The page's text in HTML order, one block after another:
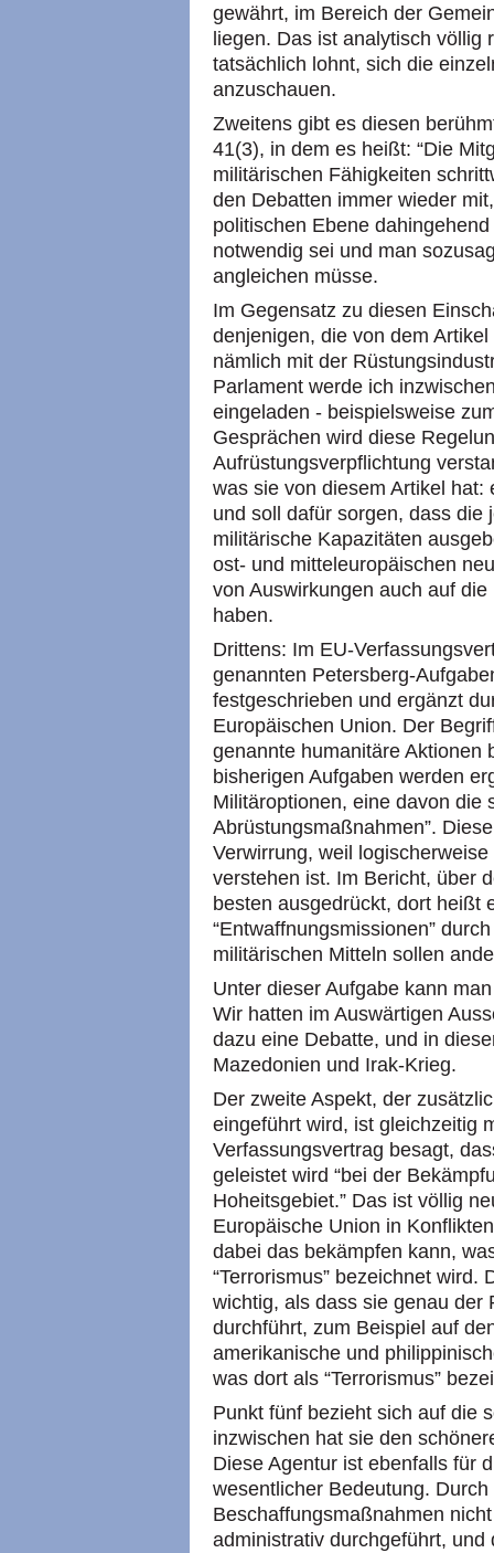
gewährt, im Bereich der
liegen. Das ist analytisch völlig
tatsächlich lohnt, sich die
anzuschauen.
Zweitens gibt es diesen
41(3), in dem es heißt: “Die
militärischen Fähigkeiten
den Debatten immer wieder
politischen Ebene
notwendig sei und man
angleichen müsse.
Im Gegensatz zu diesen
denjenigen, die von dem
nämlich mit der
Parlament werde ich
eingeladen - beispielsweise
Gesprächen wird diese
Aufrüstungsverpflichtung
was sie von diesem Artikel
und soll dafür sorgen, dass die
militärische Kapazitäten
ost- und mitteleuropäischen
von Auswirkungen auch auf
haben.
Drittens: Im EU-
genannten Petersberg-
festgeschrieben und ergänzt
Europäischen Union. Der
genannte humanitäre Aktionen
bisherigen Aufgaben werden
Militäroptionen, eine davon die
Abrüstungsmaßnahmen”.
Verwirrung, weil
verstehen ist. Im Bericht, über
besten ausgedrückt, dort heißt
“Entwaffnungsmissionen”
militärischen Mitteln sollen
Unter dieser Aufgabe kann
Wir hatten im Auswärtigen
dazu eine Debatte, und in
Mazedonien und Irak-Krieg.
Der zweite Aspekt, der
eingeführt wird, ist gleichzeitig
Verfassungsvertrag besagt,
geleistet wird “bei der
Hoheitsgebiet.” Das ist völlig
Europäische Union in
dabei das bekämpfen kann,
“Terrorismus” bezeichnet
wichtig, als dass sie genau
durchführt, zum Beispiel auf
amerikanische und
was dort als “Terrorismus”
Punkt fünf bezieht sich auf die
inzwischen hat sie den
Diese Agentur ist ebenfalls für
wesentlicher Bedeutung.
Beschaffungsmaßnahmen
administrativ durchgeführt, und